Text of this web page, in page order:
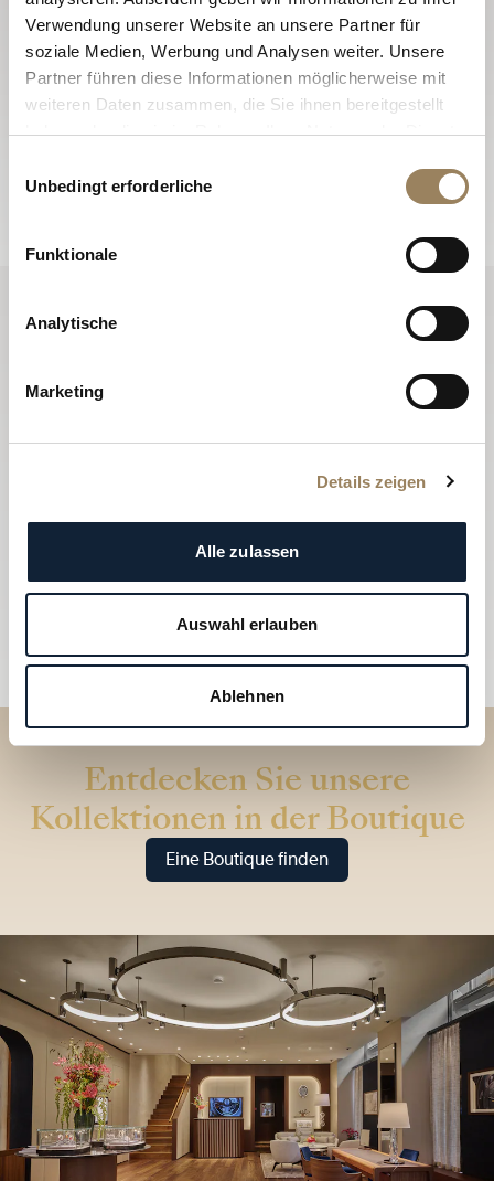
Verwendung unserer Website an unsere Partner für
soziale Medien, Werbung und Analysen weiter. Unsere
Partner führen diese Informationen möglicherweise mit
weiteren Daten zusammen, die Sie ihnen bereitgestellt
haben oder die sie im Rahmen Ihrer Nutzung der Dienste
Unbedingt erforderliche
Funktionale
Analytische
Marketing
Details zeigen
Alle zulassen
Auswahl erlauben
Ablehnen
Newsletter
Mit den Newslettern von Breguet erfahren Sie die
Neuigkeiten, die die Maison das ganze Jahr über
Anmelden
Entdecken Sie unsere
Kollektionen in der Boutique
Eine Boutique finden